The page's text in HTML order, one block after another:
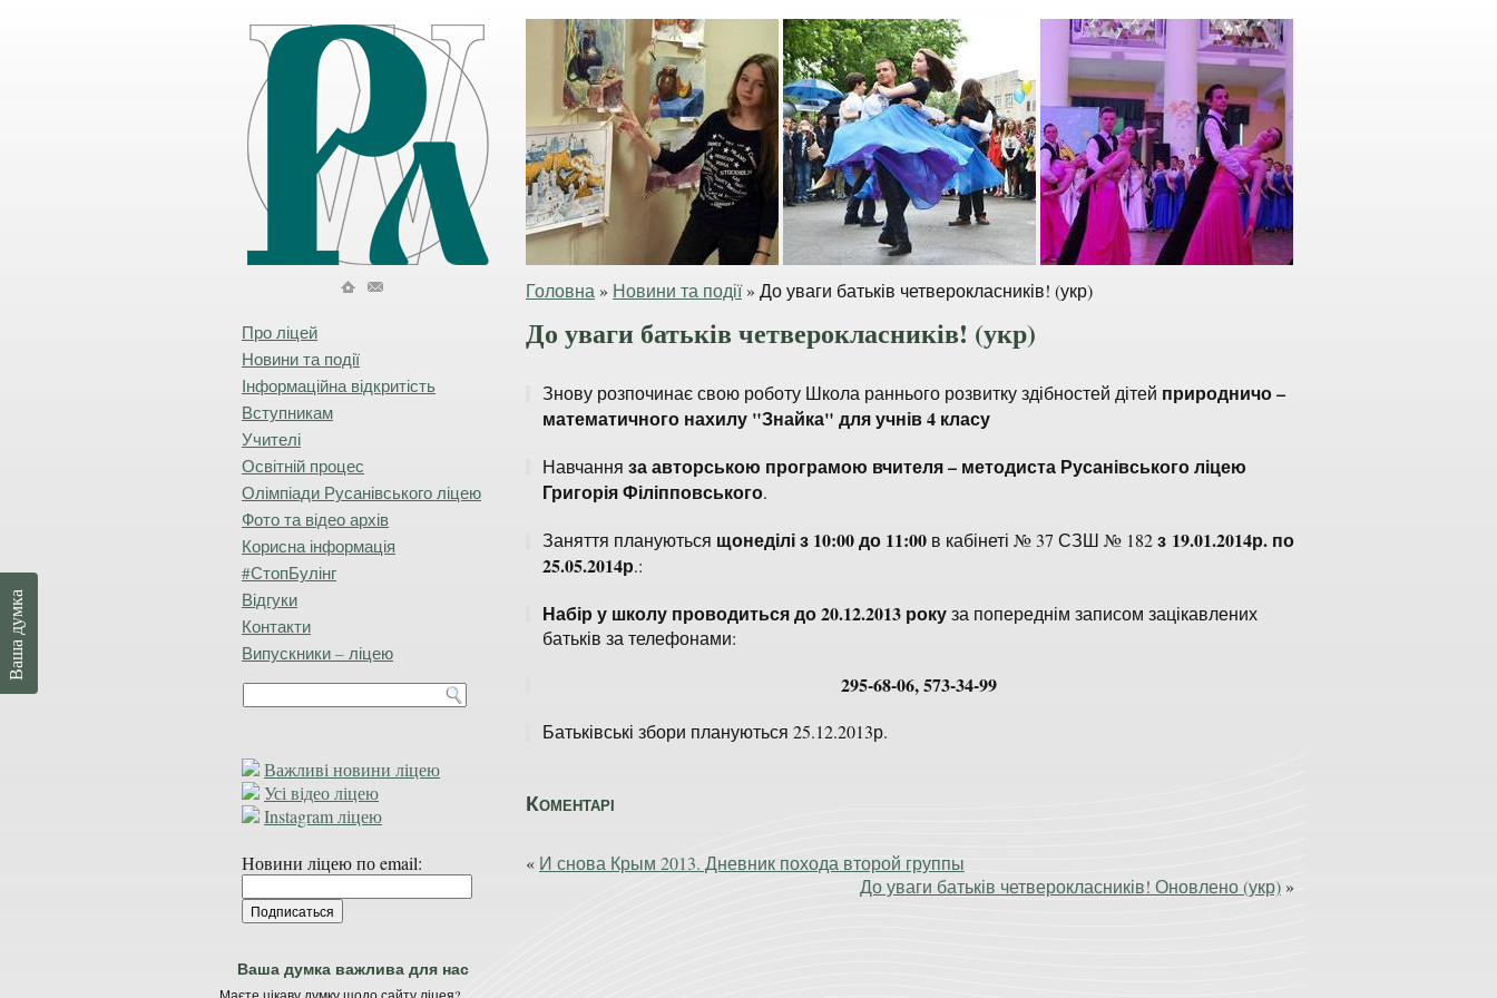
Головна » Новини та події» До уваги батьків четверокласників! (укр)
Про ліцей
Новини та події
Інформаційна відкритість
Вступникам
Учителі
Освітній процес
Олімпіади Русанівського ліцею
Фото та відео архів
Корисна інформація
#СтопБулінг
Відгуки
Контакти
Випускники – ліцею
Важливі новини ліцею
Усі відео ліцею
Instagram ліцею
Новини ліцею по email:
Ваша думка важлива для нас
До уваги батьків четверокласників! (укр)
Знову розпочинає свою роботу Школа раннього розвитку здібностей дітей природничо –
математичного нахилу "Знайка" для учнів 4 класу
Навчання за авторською програмою вчителя – методиста Русанівського ліцею
Григорія Філіпповського.
Заняття плануються щонеділі з 10:00 до 11:00 в кабінеті № 37 СЗШ № 182з 19.01.2014р. по
25.05.2014р.:
Набір у школу проводиться до 20.12.2013 рокуза попереднім записом зацікавлених
батьків за телефонами:
295-68-06, 573-34-99
Батьківські збори плануються 25.12.2013р.
Коментарі
« И снова Крым 2013. Дневник похода второй группы
До уваги батьків четверокласників! Оновлено (укр) »
Ваша думка